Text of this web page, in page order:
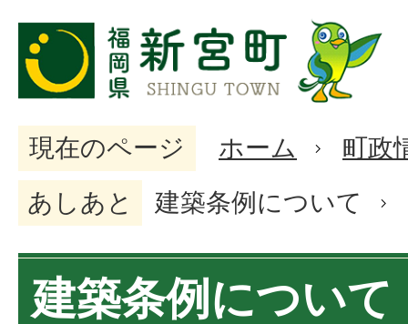
現在のページ ホーム
町政
あしあと
建築条例について
建築条例について